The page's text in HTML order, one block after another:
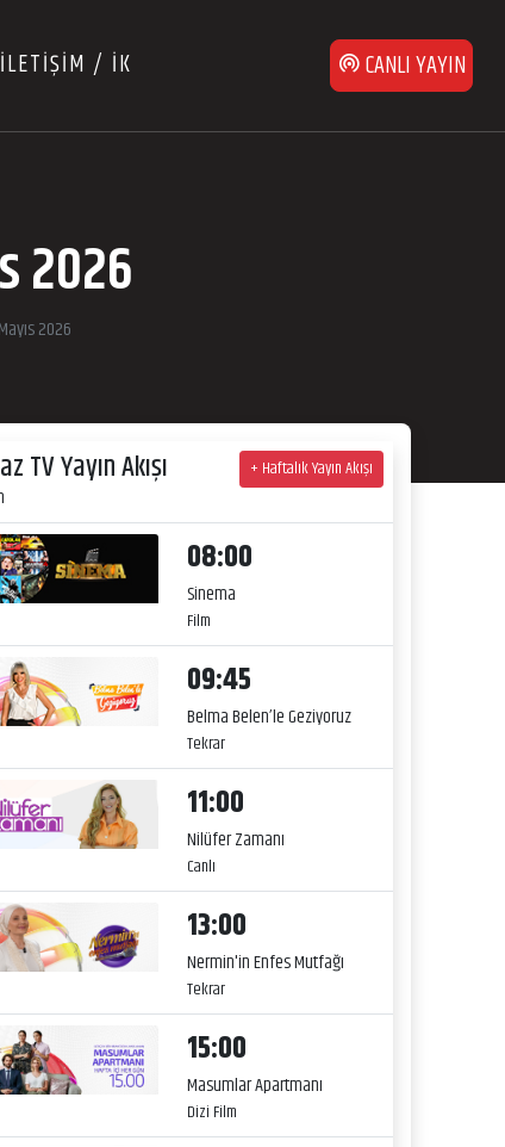
İLETİŞİM / İK CANLI YAYIN
2026
2026
TV Yayın Akışı + Haftalık Yayın Akışı
08:00
Sinema
Film
09:45
Belma Belen’le Geziyoruz
Tekrar
11:00
Nilüfer Zamanı
Canlı
13:00
Nermin'in Enfes Mutfağı
Tekrar
15:00
Masumlar Apartmanı
Dizi Film